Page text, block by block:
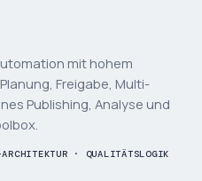
mit hohem
Freigabe, Multi-
Publishing, Analyse und
· QUALITÄTSLOGIK